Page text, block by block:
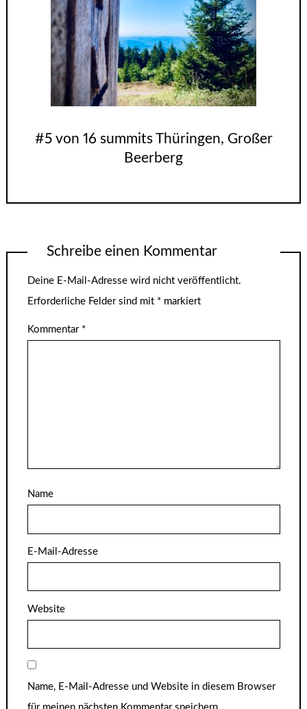
#5 von 16 summits Thüringen, Großer
Beerberg
Schreibe einen Kommentar
Deine E-Mail-Adresse wird nicht veröffentlicht.
Erforderliche Felder sind mit *markiert
Kommentar *
Name
E-Mail-Adresse
Website
Name, E-Mail-Adresse und Website in diesem Browser